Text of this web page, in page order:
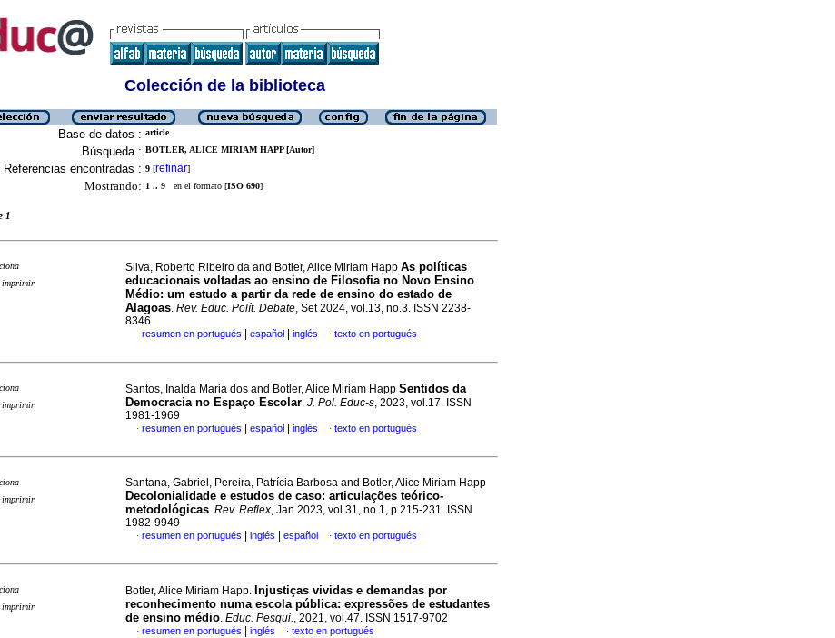
Colección de la biblioteca
Base de datos : article
Búsqueda : BOTLER, ALICE MIRIAM HAPP [Autor]
Referencias encontradas : 9 [refinar]
Mostrando: 1 .. 9 en el formato [ISO 690]
1
imprimir
Silva, Roberto Ribeiro da and Botler, Alice Miriam Happ As políticas
educacionais voltadas ao ensino de Filosofia no Novo Ensino
Médio: um estudo a partir da rede de ensino do estado de
Alagoas. Rev. Educ. Polít. Debate, Set 2024, vol.13, no.3. ISSN 2238-
8346
· resumen en portugués español inglés · texto en portugués
imprimir
Santos, Inalda Maria dos and Botler, Alice Miriam Happ Sentidos da
Democracia no Espaço Escolar. J. Pol. Educ-s, 2023, vol.17. ISSN
1981-1969
· resumen en portugués español inglés · texto en portugués
imprimir
Santana, Gabriel, Pereira, Patrícia Barbosa and Botler, Alice Miriam Happ
Decolonialidade e estudos de caso: articulações teórico-
metodológicas. Rev. Reflex, Jan 2023, vol.31, no.1, p.215-231. ISSN
1982-9949
· resumen en portugués inglés español · texto en portugués
imprimir
Botler, Alice Miriam Happ. Injustiças vividas e demandas por
reconhecimento numa escola pública: expressões de estudantes
de ensino médio. Educ. Pesqui., 2021, vol.47. ISSN 1517-9702
· resumen en portugués inglés · texto en portugués